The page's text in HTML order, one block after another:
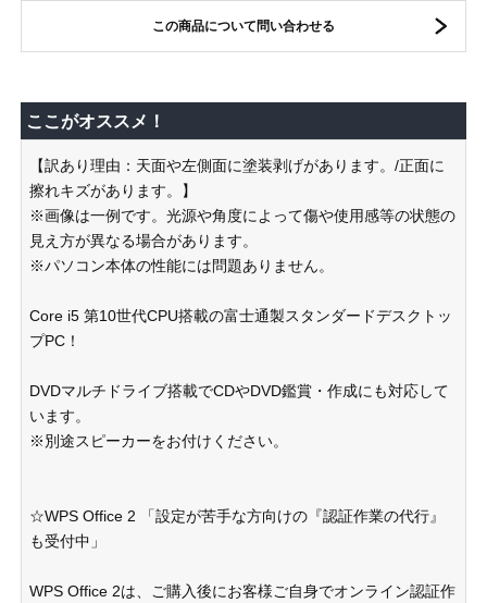
この商品について問い合わせる
ここがオススメ！
【訳あり理由：天面や左側面に塗装剥げがあります。/正面に
擦れキズがあります。】
※画像は一例です。光源や角度によって傷や使用感等の状態の
見え方が異なる場合があります。
※パソコン本体の性能には問題ありません。
Core i5 第10世代CPU搭載の富士通製スタンダードデスクトッ
プPC！
DVDマルチドライブ搭載でCDやDVD鑑賞・作成にも対応して
います。
※別途スピーカーをお付けください。
☆WPS Office 2 「設定が苦手な方向けの『認証作業の代行』
も受付中」
WPS Office 2は、ご購入後にお客様ご自身でオンライン認証作